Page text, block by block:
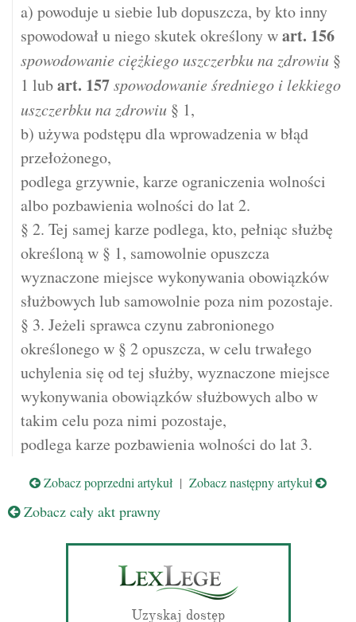
a) powoduje u siebie lub dopuszcza, by kto inny
spowodował u niego skutek określony wart. 156
spowodowanie ciężkiego uszczerbku na zdrowiu §
1 lubart. 157spowodowanie średniego i lekkiego
uszczerbku na zdrowiu § 1,
b) używa podstępu dla wprowadzenia w błąd
przełożonego,
podlega grzywnie, karze ograniczenia wolności
albo pozbawienia wolności do lat 2.
§ 2. Tej samej karze podlega, kto, pełniąc służbę
określoną w § 1, samowolnie opuszcza
wyznaczone miejsce wykonywania obowiązków
służbowych lub samowolnie poza nim pozostaje.
§ 3. Jeżeli sprawca czynu zabronionego
określonego w § 2 opuszcza, w celu trwałego
uchylenia się od tej służby, wyznaczone miejsce
wykonywania obowiązków służbowych albo w
takim celu poza nimi pozostaje,
podlega karze pozbawienia wolności do lat 3.
Zobacz poprzedni artykuł | Zobacz następny artykuł
Zobacz cały akt prawny
Uzyskaj dostęp